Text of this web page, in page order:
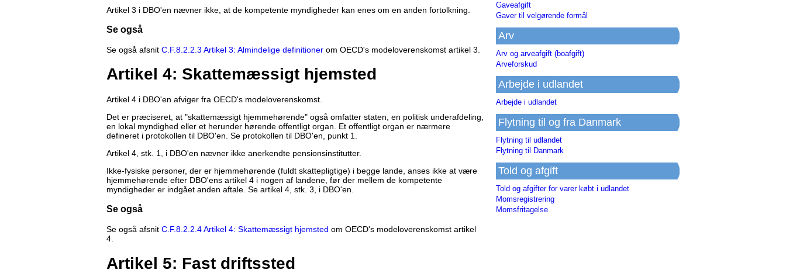
Artikel 3 i DBO'en nævner ikke, at de kompetente myndigheder kan enes om en anden fortolkning.
Se også
Se også afsnit C.F.8.2.2.3 Artikel 3: Almindelige definitioner om OECD's modeloverenskomst artikel 3.
Artikel 4: Skattemæssigt hjemsted
Artikel 4 i DBO'en afviger fra OECD's modeloverenskomst.
Det er præciseret, at "skattemæssigt hjemmehørende" også omfatter staten, en politisk underafdeling,
en lokal myndighed eller et herunder hørende offentligt organ. Et offentligt organ er nærmere
defineret i protokollen til DBO'en. Se protokollen til DBO'en, punkt 1.
Artikel 4, stk. 1, i DBO'en nævner ikke anerkendte pensionsinstitutter.
Ikke-fysiske personer, der er hjemmehørende (fuldt skattepligtige) i begge lande, anses ikke at være
hjemmehørende efter DBO'ens artikel 4 i nogen af landene, før der mellem de kompetente
myndigheder er indgået anden aftale. Se artikel 4, stk. 3, i DBO'en.
Se også
Se også afsnit C.F.8.2.2.4 Artikel 4: Skattemæssigt hjemsted om OECD's modeloverenskomst artikel
4.
Artikel 5: Fast driftssted
Gaveafgift
Gaver til velgørende formål
Arv
Arv og arveafgift (boafgift)
Arveforskud
Arbejde i udlandet
Arbejde i udlandet
Flytning til og fra Danmark
Flytning til udlandet
Flytning til Danmark
Told og afgift
Told og afgifter for varer købt i udlandet
Momsregistrering
Momsfritagelse